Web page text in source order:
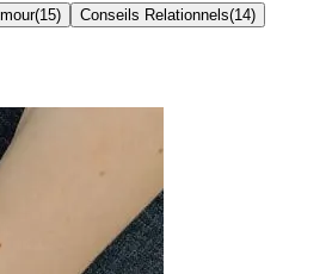
(15) Conseils Relationnels(14)